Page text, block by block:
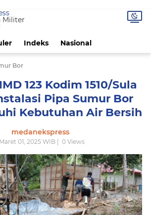
Indeks Nasional
Militer
Bor
123 Kodim 1510/Sula
Pipa Sumur Bor
Kebutuhan Air Bersih
medanekspress
Maret 01, 2025 WIB | 0 Views